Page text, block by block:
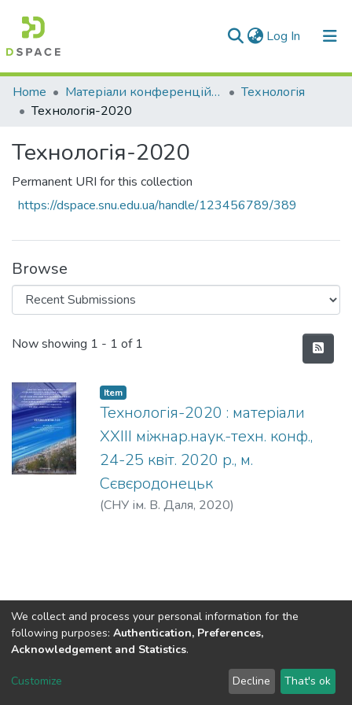
Log In (current)
Communities & Collections
All of DSpace
Statistics
Home Матеріали конференцій та семінарів
Технологія
Технологія-2020
Технологія-2020
Permanent URI for this collection
https://dspace.snu.edu.ua/handle/123456789/389
Browse
Recent Submissions
Now showing 1 - 1 of 1
Item
Технологія-2020 : матеріали
XХIІІ міжнар.наук.-техн. конф.,
24-25 квіт. 2020 р., м.
Сєвєродонецьк
(СНУ ім. В. Даля, 2020)
Dspace & Volodymyr Dahl East Ukrainian National University
LYRASIS
Send Feedback
We collect and process your personal information for the
following purposes: Authentication, Preferences,
Acknowledgement and Statistics.
Customize Decline That's ok